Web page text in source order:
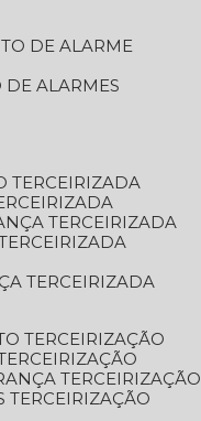
DE ALARME
DE ALARMES
TERCEIRIZADA
TERCEIRIZADA
TERCEIRIZADA
TERCEIRIZAÇÃO
TERCEIRIZAÇÃO
TERCEIRIZAÇÃO